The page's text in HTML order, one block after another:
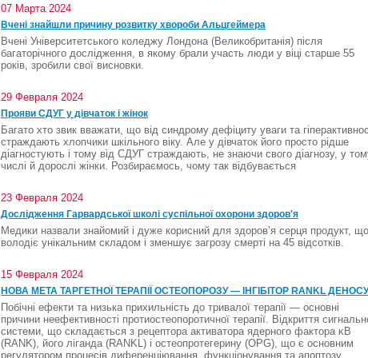
07 Марта 2024
Вчені знайшли причину розвитку хвороби Альцгеймера
Вчені Університетського коледжу Лондона (Великобританія) після
багаторічного дослідження, в якому брали участь люди у віці старше 55
років, зробили свої висновки.
29 Февраля 2024
Прояви СДУГ у дівчаток і жінок
Багато хто звик вважати, що від синдрому дефіциту уваги та
страждають хлопчики шкільного віку. Але у дівчаток його просто рідше
діагностують і тому від СДУГ страждають, не знаючи свого діагнозу, у
числі й дорослі жінки. Розбираємось, чому так відбувається
23 Февраля 2024
Дослідження Гарвардської школі суспільної охорони здоров'я
Медики назвали знайомий і дуже корисний для здоров’я серця продукт, що
володіє унікальним складом і зменшує загрозу смерті на 45 відсотків.
15 Февраля 2024
НОВА МЕТА ТАРГЕТНОЇ ТЕРАПІЇ ОСТЕОПОРОЗУ — ІНГІБІТОР RANKL ДЕНОСУ
Побічні ефекти та низька прихильність до тривалої терапії — основні
причини неефективності протиостеопоротичної терапії. Відкриття
системи, що складається з рецептора активатора ядерного фактора κВ
(RANK), його ліганда (RANKL) і остеопротегерину (OPG), що є основним
регулятором процесів диференціювання, функціонування та апоптозу